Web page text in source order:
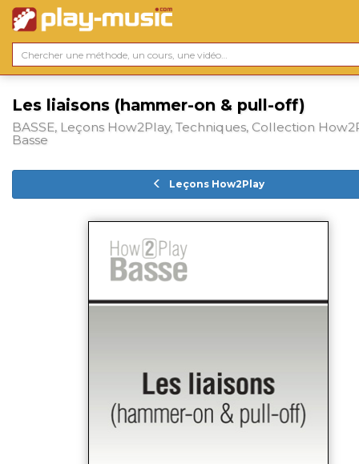
Les liaisons (hammer-on & pull-off)
BASSE, Leçons How2Play, Techniques, Collection
Basse
Leçons How2Play